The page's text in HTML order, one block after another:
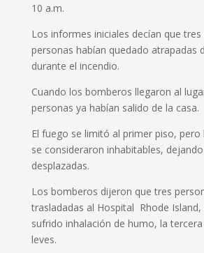
10 a.m.
Los informes iniciales decían que
personas habían quedado atrapadas
durante el incendio.
Cuando los bomberos llegaron al
personas ya habían salido de la casa.
El fuego se limitó al primer piso, pero
se consideraron inhabitables,
desplazadas.
Los bomberos dijeron que tres
trasladadas al Hospital Rhode Island,
sufrido inhalación de humo, la
leves.